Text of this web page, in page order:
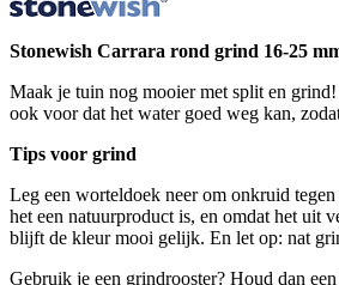
Stonewish Carrara rond grind 16-25
Maak je tuin nog mooier met split en
ook voor dat het water goed weg kan,
Tips voor grind
Leg een worteldoek neer om onkruid
het een natuurproduct is, en omdat het uit
blijft de kleur mooi gelijk. En let op: nat
Gebruik je een grindrooster? Houd dan